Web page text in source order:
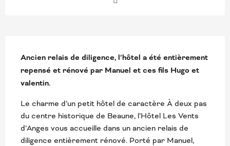
DESCRIPTION
Ancien relais de diligence, l’hôtel a été entièrement
repensé et rénové par Manuel et ces fils Hugo et
valentin.
Le charme d’un petit hôtel de caractère À deux pas
du centre historique de Beaune, l’Hôtel Les Vents
d’Anges vous accueille dans un ancien relais de
diligence entièrement rénové. Porté par Manuel,